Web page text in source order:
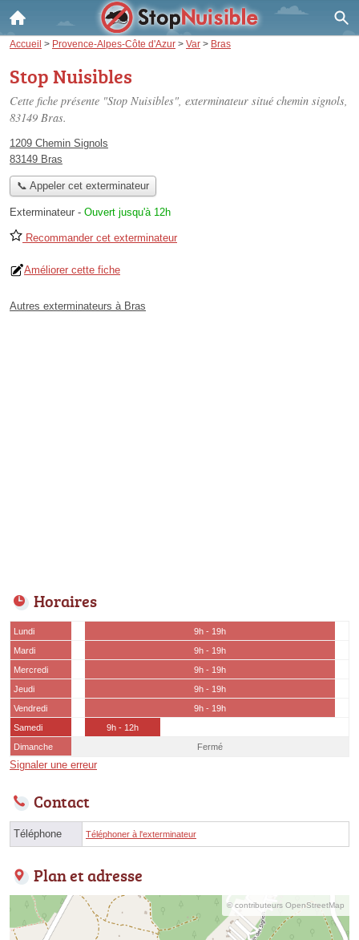
Accueil > Provence-Alpes-Côte d'Azur > Var > Bras
Stop Nuisibles
Cette fiche présente "Stop Nuisibles", exterminateur situé chemin signols,
83149 Bras.
1209 Chemin Signols
83149 Bras
📞 Appeler cet exterminateur
Exterminateur - Ouvert jusqu'à 12h
Recommander cet exterminateur
Améliorer cette fiche
Autres exterminateurs à Bras
Horaires
Lundi
9h - 19h
Mardi
9h - 19h
Mercredi
9h - 19h
Jeudi
9h - 19h
Vendredi
9h - 19h
Samedi
9h - 12h
Dimanche
Fermé
Signaler une erreur
Contact
Téléphone Téléphoner à l'exterminateur
Plan et adresse
© contributeurs OpenStreetMap